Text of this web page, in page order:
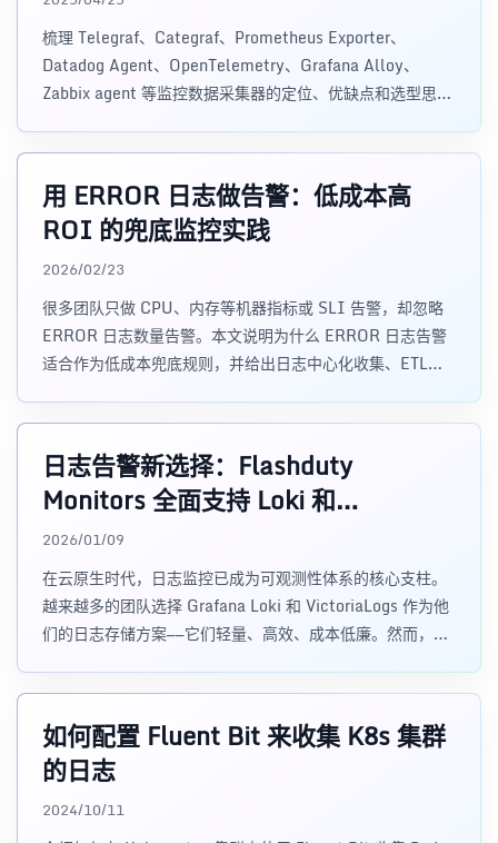
梳理 Telegraf、Categraf、Prometheus Exporter、
Datadog Agent、OpenTelemetry、Grafana Alloy、
Zabbix agent 等监控数据采集器的定位、优缺点和选型思
用 ERROR 日志做告警：低成本高
ROI 的兜底监控实践
2026/02/23
很多团队只做 CPU、内存等机器指标或 SLI 告警，却忽略
ERROR 日志数量告警。本文说明为什么 ERROR 日志告警
适合作为低成本兜底规则，并给出日志中心化收集、ETL、
日志告警新选择：Flashduty
Monitors 全面支持 Loki 和
VictoriaLogs
2026/01/09
在云原生时代，日志监控已成为可观测性体系的核心支柱。
越来越多的团队选择 Grafana Loki 和 VictoriaLogs 作为他
们的日志存储方案——它们轻量、高效、成本低廉。然而，如
如何配置 Fluent Bit 来收集 K8s 集群
的日志
2024/10/11